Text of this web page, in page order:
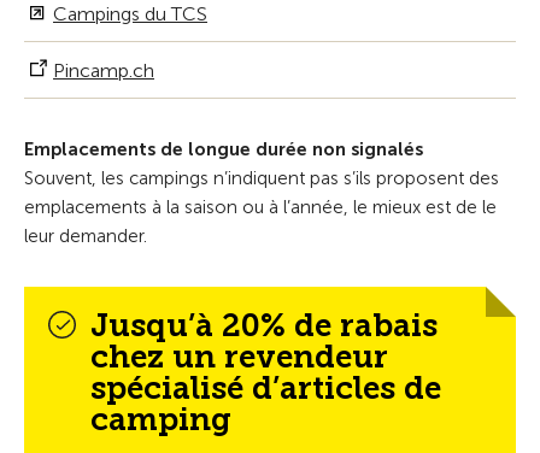
Campings du TCS
Pincamp.ch
Emplacements de longue durée non signalés
Souvent, les campings n’indiquent pas s’ils proposent des
emplacements à la saison ou à l’année, le mieux est de le
leur demander.
Jusqu’à 20% de rabais
chez un revendeur
spécialisé d’articles de
camping